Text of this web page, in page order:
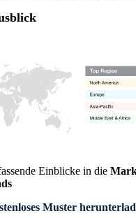
Einblicke in die
Muster